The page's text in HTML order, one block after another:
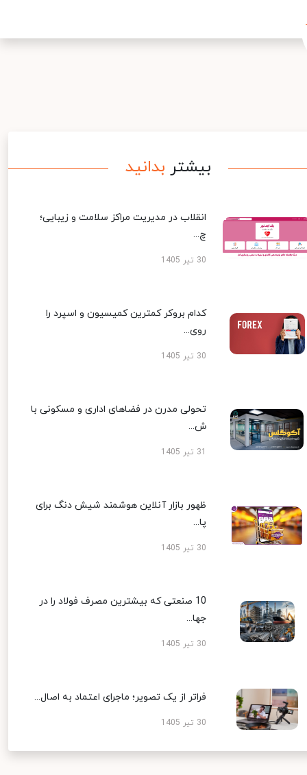
بیشتر بدانید
انقلاب در مدیریت مراکز سلامت و زیبایی؛
چ...
30 تیر 1405
کدام بروکر کمترین کمیسیون و اسپرد را
روی...
30 تیر 1405
تحولی مدرن در فضاهای اداری و مسکونی با
ش...
ظهور بازار آنلاین هوشمند شیش دنگ برای
پا...
30 تیر 1405
10 صنعتی که بیشترین مصرف فولاد را در
جها...
30 تیر 1405
فراتر از یک تصویر؛ ماجرای اعتماد به اصال...
30 تیر 1405